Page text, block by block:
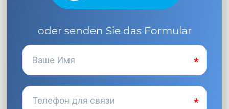
oder senden Sie das Formular